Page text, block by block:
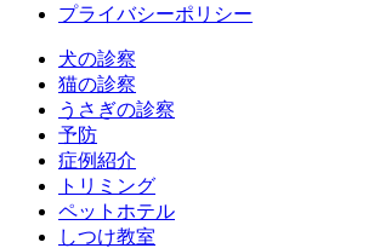
プライバシーポリシー
犬の診察
猫の診察
うさぎの診察
予防
症例紹介
トリミング
ペットホテル
しつけ教室